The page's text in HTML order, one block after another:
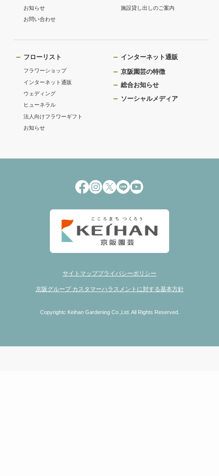
お知らせ
お問い合わせ
施設貸し出しのご案内
フローリスト
フラワーショップ
インターネット通販
ウェディング
ヒューネラル
法人向けフラワーギフト
お知らせ
インターネット通販
京阪園芸の特徴
総合お知らせ
ソーシャルメディア
サイトマッププライバシーポリシー
京阪グループ カスタマーハラスメントに対する基本方針
Copyrightc Keihan Gardening Co.,Ltd. All Rights Reserved.